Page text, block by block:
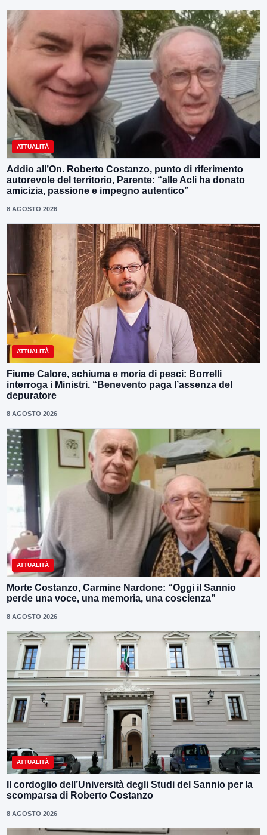
ATTUALITÀ
Addio all’On. Roberto Costanzo, punto di riferimento
autorevole del territorio, Parente: “alle Acli ha donato
amicizia, passione e impegno autentico”
8 AGOSTO 2026
ATTUALITÀ
Fiume Calore, schiuma e moria di pesci: Borrelli
interroga i Ministri. “Benevento paga l’assenza del
depuratore
8 AGOSTO 2026
ATTUALITÀ
Morte Costanzo, Carmine Nardone: “Oggi il Sannio
perde una voce, una memoria, una coscienza”
8 AGOSTO 2026
ATTUALITÀ
Il cordoglio dell’Università degli Studi del Sannio per la
scomparsa di Roberto Costanzo
8 AGOSTO 2026